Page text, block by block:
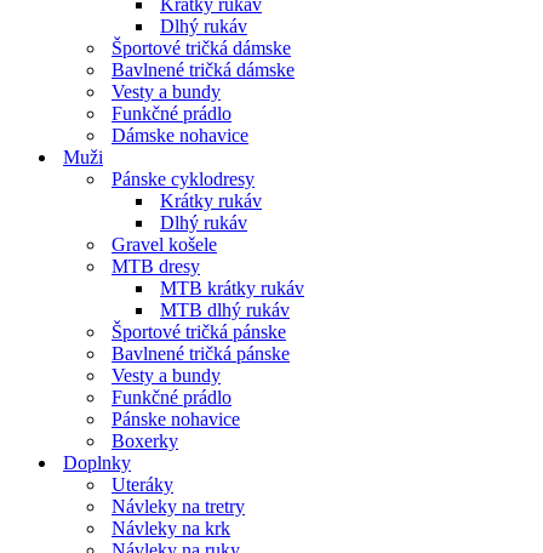
Dlhý rukáv
Športové tričká dámske
Bavlnené tričká dámske
Vesty a bundy
Funkčné prádlo
Dámske nohavice
Muži
Pánske cyklodresy
Krátky rukáv
Dlhý rukáv
Gravel košele
MTB dresy
MTB krátky rukáv
MTB dlhý rukáv
Športové tričká pánske
Bavlnené tričká pánske
Vesty a bundy
Funkčné prádlo
Pánske nohavice
Boxerky
Doplnky
Uteráky
Návleky na tretry
Návleky na krk